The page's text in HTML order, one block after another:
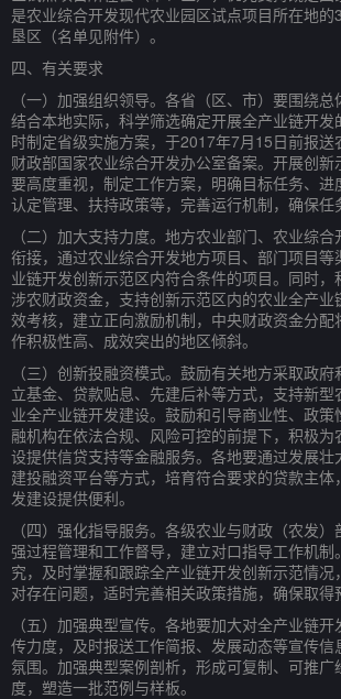
是农业综合开发现代农业园区试点项目所在地
垦区（名单见附件）。
四、有关要求
（一）加强组织领导。各省（区、市）要围绕总
结合本地实际，科学筛选确定开展全产业链开发
时制定省级实施方案，于2017年7月15日前报送
财政部国家农业综合开发办公室备案。开展创新
要高度重视，制定工作方案，明确目标任务、进
认定管理、扶持政策等，完善运行机制，确保任
（二）加大支持力度。地方农业部门、农业综
衔接，通过农业综合开发地方项目、部门项目等
业链开发创新示范区内符合条件的项目。同时
涉农财政资金，支持创新示范区内的农业全产
效考核，建立正向激励机制，中央财政资金分配
作积极性高、成效突出的地区倾斜。
（三）创新投融资模式。鼓励有关地方采取政
立基金、贷款贴息、先建后补等方式，支持新型
业全产业链开发建设。鼓励和引导商业性、政
融机构在依法合规、风险可控的前提下，积极为
设提供信贷支持等金融服务。各地要通过发展
建投融资平台等方式，培育符合要求的贷款主
发建设提供便利。
（四）强化指导服务。各级农业与财政（农发
强过程管理和工作督导，建立对口指导工作机
究，及时掌握和跟踪全产业链开发创新示范情
对存在问题，适时完善相关政策措施，确保取得
（五）加强典型宣传。各地要加大对全产业链
传力度，及时报送工作简报、发展动态等宣传信
氛围。加强典型案例剖析，形成可复制、可推广
度，塑造一批范例与样板。